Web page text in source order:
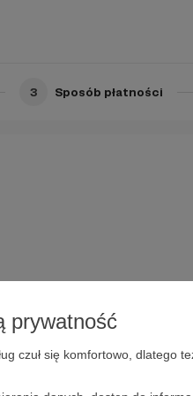
prywatność
czuł się komfortowo, dlatego
3 Sposób płatności